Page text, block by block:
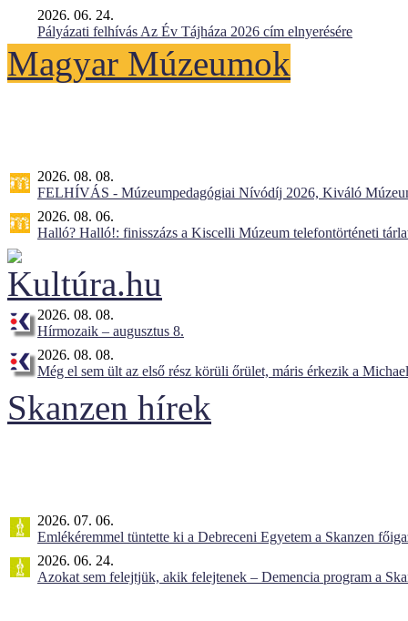
2026. 06. 24.
Pályázati felhívás Az Év Tájháza 2026 cím elnyerésére
Magyar Múzeumok
2026. 08. 08.
FELHÍVÁS - Múzeumpedagógiai Nívódíj 2026, Kiváló
2026. 08. 06.
Halló? Halló!: finisszázs a Kiscelli Múzeum telefontörténeti
2026. 08. 08.
Hírmozaik – augusztus 8.
2026. 08. 08.
Még el sem ült az első rész körüli őrület, máris érkezik a
Skanzen hírek
2026. 07. 06.
Emlékéremmel tüntette ki a Debreceni Egyetem a Skanzen
2026. 06. 24.
Azokat sem felejtjük, akik felejtenek – Demencia program a